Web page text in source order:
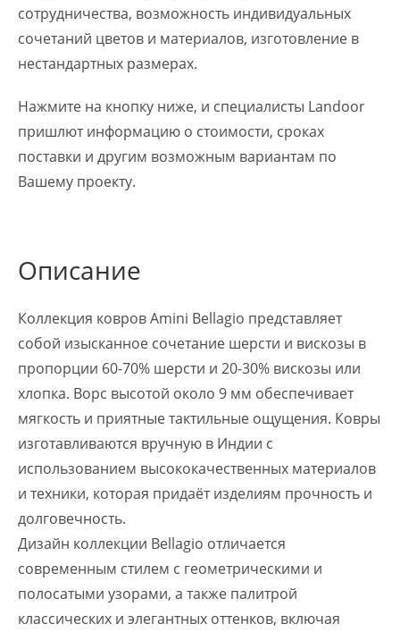
сотрудничества, возможность индивидуальных
сочетаний цветов и материалов, изготовление в
нестандартных размерах.
Нажмите на кнопку ниже, и специалисты Landoor
пришлют информацию о стоимости, сроках
поставки и другим возможным вариантам по
Вашему проекту.
Описание
Коллекция ковров Amini Bellagio представляет
собой изысканное сочетание шерсти и вискозы в
пропорции 60-70% шерсти и 20-30% вискозы или
хлопка. Ворс высотой около 9 мм обеспечивает
мягкость и приятные тактильные ощущения. Ковры
изготавливаются вручную в Индии с
использованием высококачественных материалов
и техники, которая придаёт изделиям прочность и
долговечность.
Дизайн коллекции Bellagio отличается
современным стилем с геометрическими и
полосатыми узорами, а также палитрой
классических и элегантных оттенков, включая